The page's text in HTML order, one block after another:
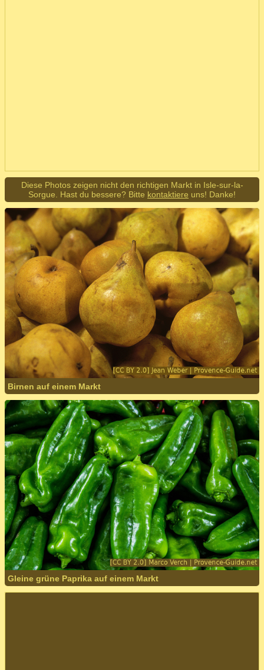
Diese Photos zeigen nicht den richtigen Markt in Isle-sur-la-
Sorgue. Hast du bessere? Bitte kontaktiere uns! Danke!
Birnen auf einem Markt
Gleine grüne Paprika auf einem Markt